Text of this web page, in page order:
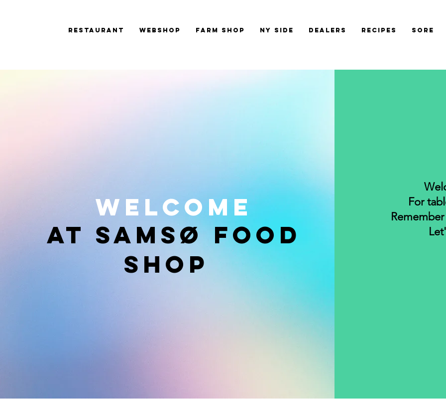
Restaurant Webshop Farm shop Ny side Dealers Recipes Sore
WELCOME
AT SAMSØ FOOD
SHOP
For